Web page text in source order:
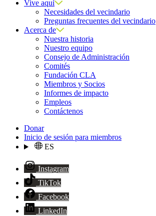
Vive aquí
Necesidades del vecindario
Preguntas frecuentes del vecindario
Acerca de
Nuestra historia
Nuestro equipo
Consejo de Administración
Comités
Fundación CLA
Miembros y Socios
Informes de impacto
Empleos
Contáctenos
Donar
Inicio de sesión para miembros
ES
Instagram
TikTok
Facebook
LinkedIn